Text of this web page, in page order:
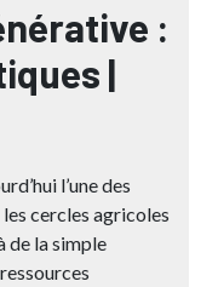
:
|
l’une des
cercles agricoles
de la simple